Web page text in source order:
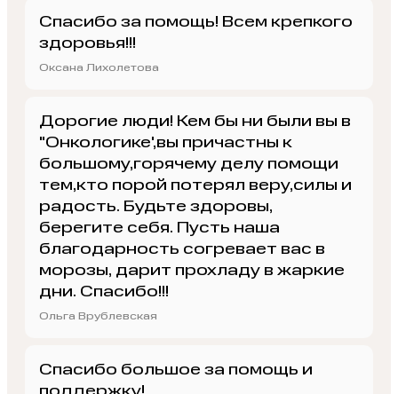
Спасибо за помощь! Всем крепкого
здоровья!!!
Оксана Лихолетова
Дорогие люди! Кем бы ни были вы в
"Онкологике',вы причастны к
большому,горячему делу помощи
тем,кто порой потерял веру,силы и
радость. Будьте здоровы,
берегите себя. Пусть наша
благодарность согревает вас в
морозы, дарит прохладу в жаркие
дни. Спасибо!!!
Ольга Врублевская
Спасибо большое за помощь и